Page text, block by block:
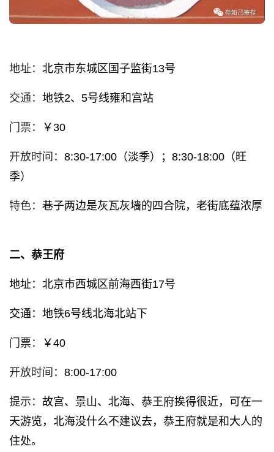
地址： 北京市东城区国子监街13号
交通： 地铁2、5号线雍和宫站
门票： ￥30
开放时间： 8:30-17:00（淡季）；8:30-18:00（旺
季）
特色： 巷子两边是灰瓦灰墙的四合院，老街底蕴浓厚
二、恭王府
地址：北京市西城区前海西街17号
交通：地铁6号线北海北站下
门票： ￥40
开放时间： 8:00-17:00
提示： 故宫、景山、北海、恭王府挨得很近，可在一
天游览，北海没什么不建议去，恭王府就是和大人的
住处。